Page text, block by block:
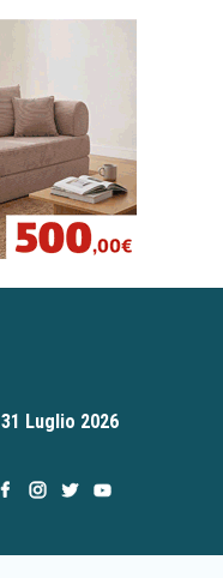
31 Luglio 2026